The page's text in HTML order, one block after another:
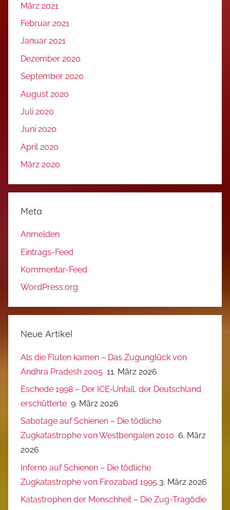
März 2021
Februar 2021
Januar 2021
Dezember 2020
September 2020
August 2020
Juli 2020
Juni 2020
April 2020
März 2020
Meta
Anmelden
Eintrags-Feed
Kommentar-Feed
WordPress.org
Neue Artikel
Als die Fluten kamen – Das Zugunglück von
Andhra Pradesh 2005 11. März 2026
Eschede 1998 – Der ICE‑Unfall, der Deutschland
erschütterte 9. März 2026
Sabotage auf Schienen – Die tödliche
Zugkatastrophe von Westbengalen 2010 6. März
2026
Inferno auf Schienen – Die tödliche
Zugkatastrophe von Firozabad 1995 3. März 2026
Katastrophen der Menschheit – Die Zug-Tragödie